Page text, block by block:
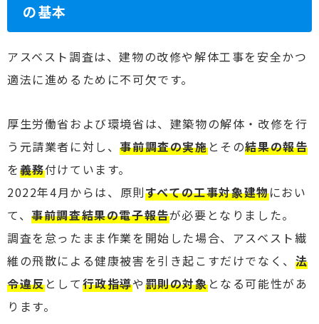
の基本
アスベスト調査は、建物の改修や解体工事を安全かつ
適法に進めるために不可欠です。
厚生労働省および環境省は、建築物の解体・改修を行
う元請業者に対し、事前調査の実施とその結果の報告
を義務付けています。
2022年4月からは、原則すべての工事対象建物におい
て、事前調査結果の電子報告が必要となりました。
調査を怠ったまま作業を開始した場合、アスベスト繊
維の飛散による健康被害を引き起こすだけでなく、 法
令違反として行政指導や罰則の対象となる可能性があ
ります。